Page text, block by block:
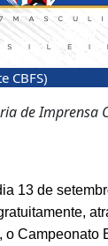
CBFS)
de Imprensa
13 de
o Campeonato